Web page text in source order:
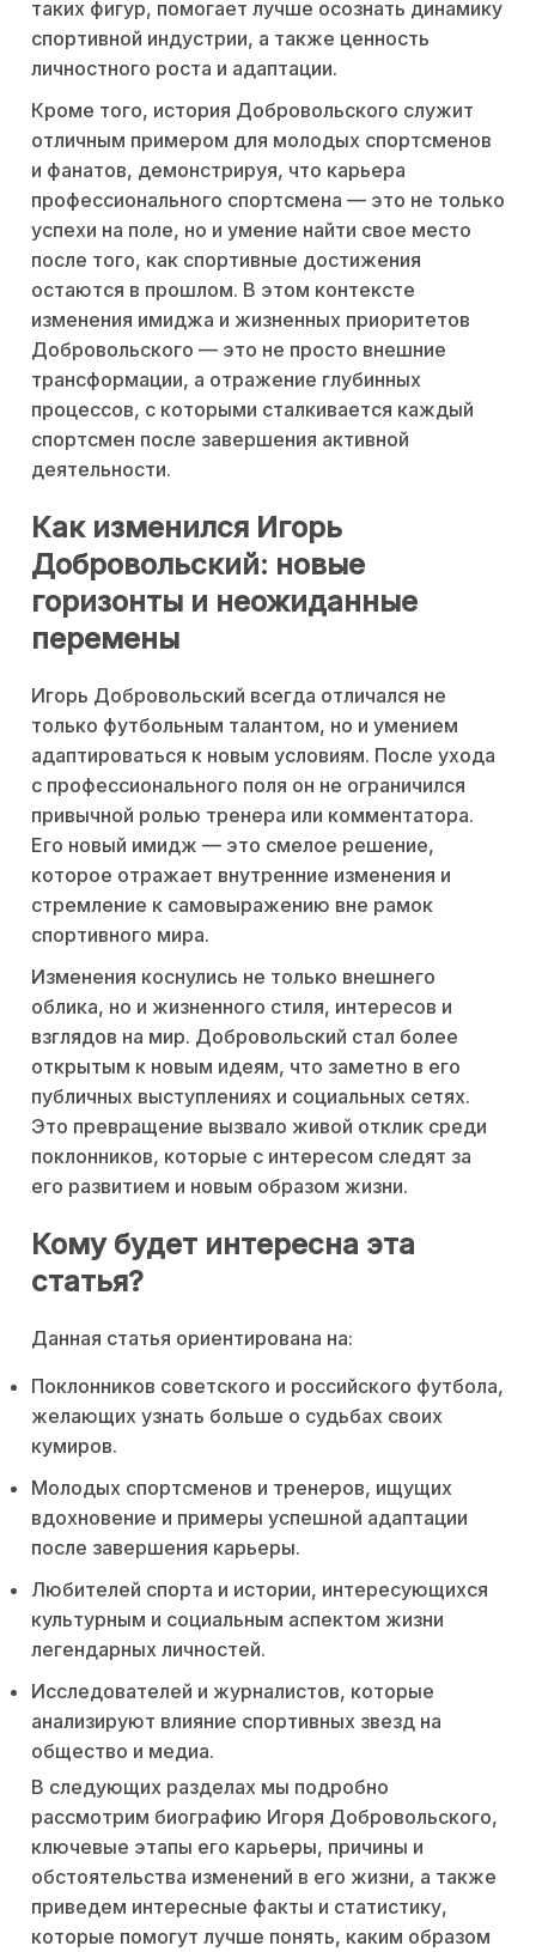
таких фигур, помогает лучше осознать динамику
спортивной индустрии, а также ценность
личностного роста и адаптации.
Кроме того, история Добровольского служит
отличным примером для молодых спортсменов
и фанатов, демонстрируя, что карьера
профессионального спортсмена — это не только
успехи на поле, но и умение найти свое место
после того, как спортивные достижения
остаются в прошлом. В этом контексте
изменения имиджа и жизненных приоритетов
Добровольского — это не просто внешние
трансформации, а отражение глубинных
процессов, с которыми сталкивается каждый
спортсмен после завершения активной
деятельности.
Как изменился Игорь
Добровольский: новые
горизонты и неожиданные
перемены
Игорь Добровольский всегда отличался не
только футбольным талантом, но и умением
адаптироваться к новым условиям. После ухода
с профессионального поля он не ограничился
привычной ролью тренера или комментатора.
Его новый имидж — это смелое решение,
которое отражает внутренние изменения и
стремление к самовыражению вне рамок
спортивного мира.
Изменения коснулись не только внешнего
облика, но и жизненного стиля, интересов и
взглядов на мир. Добровольский стал более
открытым к новым идеям, что заметно в его
публичных выступлениях и социальных сетях.
Это превращение вызвало живой отклик среди
поклонников, которые с интересом следят за
его развитием и новым образом жизни.
Кому будет интересна эта
статья?
Данная статья ориентирована на:
Поклонников советского и российского футбола,
желающих узнать больше о судьбах своих
кумиров.
Молодых спортсменов и тренеров, ищущих
вдохновение и примеры успешной адаптации
после завершения карьеры.
Любителей спорта и истории, интересующихся
культурным и социальным аспектом жизни
легендарных личностей.
Исследователей и журналистов, которые
анализируют влияние спортивных звезд на
общество и медиа.
В следующих разделах мы подробно
рассмотрим биографию Игоря Добровольского,
ключевые этапы его карьеры, причины и
обстоятельства изменений в его жизни, а также
приведем интересные факты и статистику,
которые помогут лучше понять, каким образом